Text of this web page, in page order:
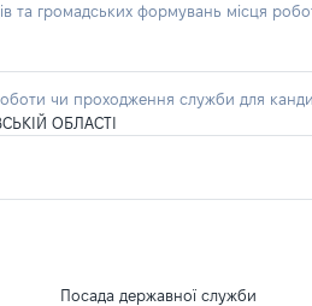
та громадських формувань місця
чи проходження служби для
ОБЛАСТІ
Посада державної служби